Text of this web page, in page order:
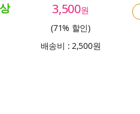
상 3,500원
(71% 할인)
배송비 : 2,500원